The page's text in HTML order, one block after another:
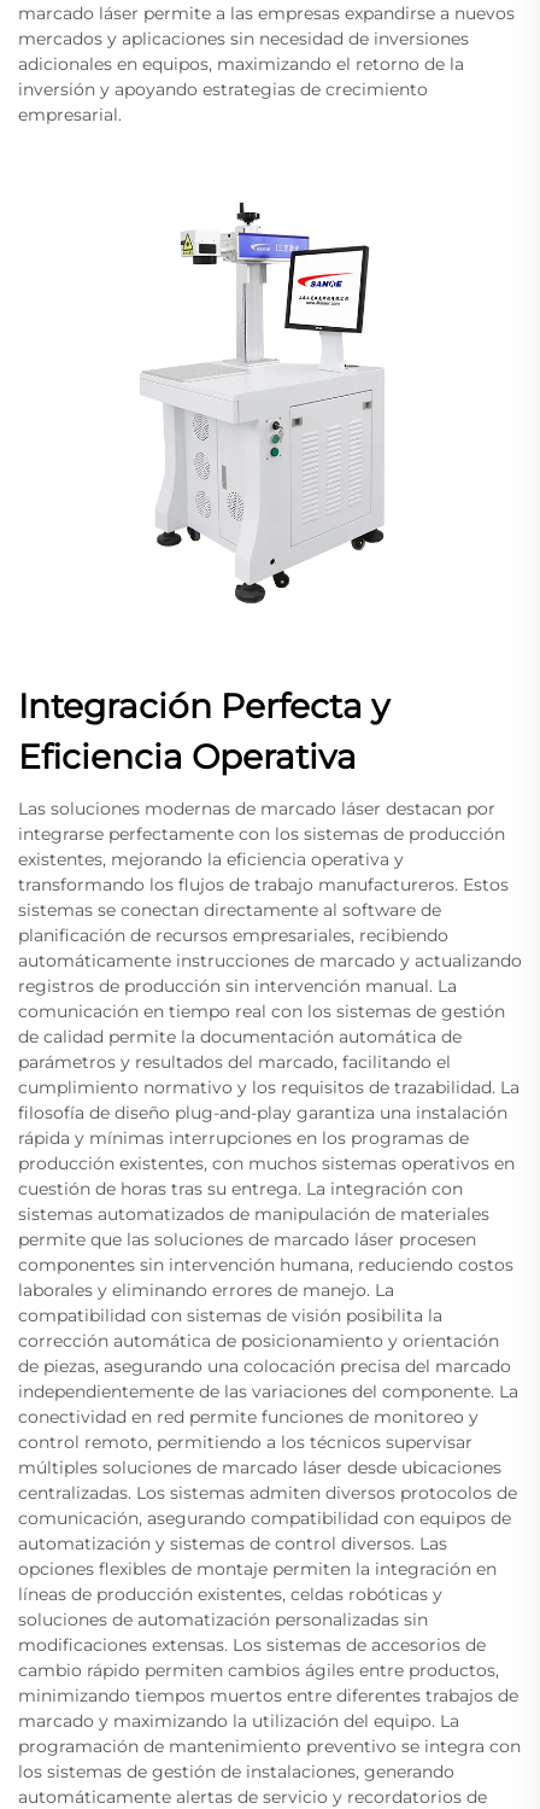
marcado láser permite a las empresas expandirse a nuevos
mercados y aplicaciones sin necesidad de inversiones
adicionales en equipos, maximizando el retorno de la
inversión y apoyando estrategias de crecimiento
empresarial.
Integración Perfecta y
Eficiencia Operativa
Las soluciones modernas de marcado láser destacan por
integrarse perfectamente con los sistemas de producción
existentes, mejorando la eficiencia operativa y
transformando los flujos de trabajo manufactureros. Estos
sistemas se conectan directamente al software de
planificación de recursos empresariales, recibiendo
automáticamente instrucciones de marcado y actualizando
registros de producción sin intervención manual. La
comunicación en tiempo real con los sistemas de gestión
de calidad permite la documentación automática de
parámetros y resultados del marcado, facilitando el
cumplimiento normativo y los requisitos de trazabilidad. La
filosofía de diseño plug-and-play garantiza una instalación
rápida y mínimas interrupciones en los programas de
producción existentes, con muchos sistemas operativos en
cuestión de horas tras su entrega. La integración con
sistemas automatizados de manipulación de materiales
permite que las soluciones de marcado láser procesen
componentes sin intervención humana, reduciendo costos
laborales y eliminando errores de manejo. La
compatibilidad con sistemas de visión posibilita la
corrección automática de posicionamiento y orientación
de piezas, asegurando una colocación precisa del marcado
independientemente de las variaciones del componente. La
conectividad en red permite funciones de monitoreo y
control remoto, permitiendo a los técnicos supervisar
múltiples soluciones de marcado láser desde ubicaciones
centralizadas. Los sistemas admiten diversos protocolos de
comunicación, asegurando compatibilidad con equipos de
automatización y sistemas de control diversos. Las
opciones flexibles de montaje permiten la integración en
líneas de producción existentes, celdas robóticas y
soluciones de automatización personalizadas sin
modificaciones extensas. Los sistemas de accesorios de
cambio rápido permiten cambios ágiles entre productos,
minimizando tiempos muertos entre diferentes trabajos de
marcado y maximizando la utilización del equipo. La
programación de mantenimiento preventivo se integra con
los sistemas de gestión de instalaciones, generando
automáticamente alertas de servicio y recordatorios de